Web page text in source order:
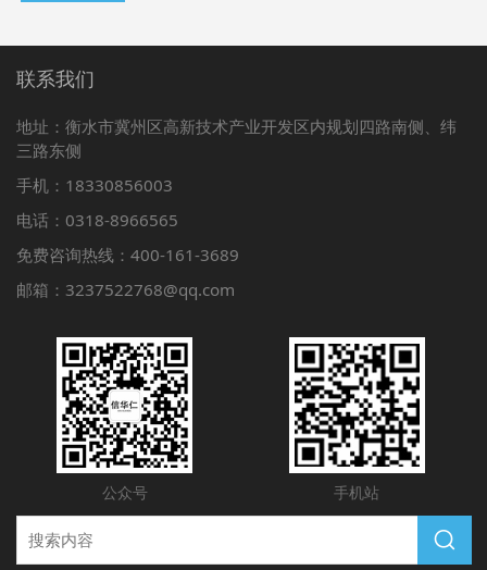
联系我们
地址：衡水市冀州区高新技术产业开发区内规划四路南侧、纬
三路东侧
手机：18330856003
电话：0318-8966565
免费咨询热线：400-161-3689
邮箱：3237522768@qq.com
公众号 手机站